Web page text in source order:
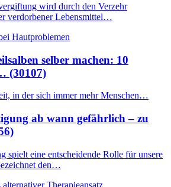
wird durch den Verzehr
verdorbener Lebensmittel…
selber machen: 10
(30107)
in der sich immer mehr Menschen…
ab wann gefährlich – zu
spielt eine entscheidende Rolle für unsere
den…